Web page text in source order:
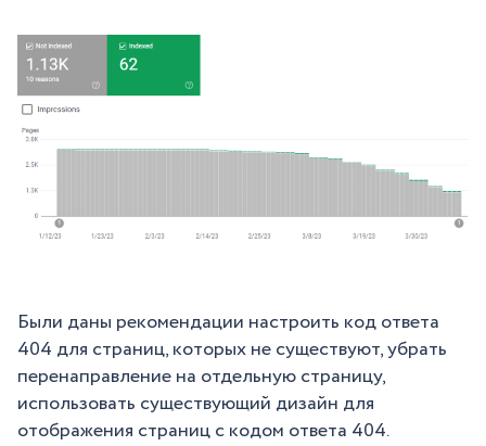
Были даны рекомендации настроить код ответа
404 для страниц, которых не существуют, убрать
перенаправление на отдельную страницу,
использовать существующий дизайн для
отображения страниц с кодом ответа 404.